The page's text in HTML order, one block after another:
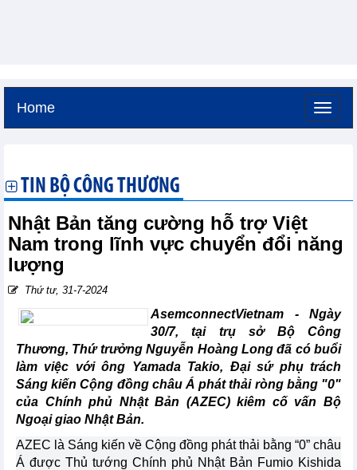
Home
TIN BỘ CÔNG THƯƠNG
Nhật Bản tăng cường hỗ trợ Việt
Nam trong lĩnh vực chuyển đổi năng
lượng
Thứ tư, 31-7-2024
AsemconnectVietnam - Ngày
30/7, tại trụ sở Bộ Công
Thương, Thứ trưởng Nguyễn Hoàng Long đã có buổi
làm việc với ông Yamada Takio, Đại sứ phụ trách
Sáng kiến Cộng đồng châu Á phát thải ròng bằng "0"
của Chính phủ Nhật Bản (AZEC) kiêm cố vấn Bộ
Ngoại giao Nhật Bản.
AZEC là Sáng kiến về Cộng đồng phát thải bằng “0” châu
Á được Thủ tướng Chính phủ Nhật Bản Fumio Kishida